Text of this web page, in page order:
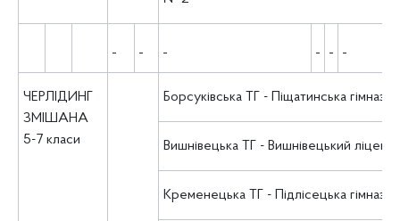
ЧЕРЛІДИНГ
ЗМІШАНА
5-7 класи
Борсуківська ТГ - Піщатинська гімназія
Вишнівецька ТГ - Вишнівецький ліцей
Кременецька ТГ - Підлісецька гімназія